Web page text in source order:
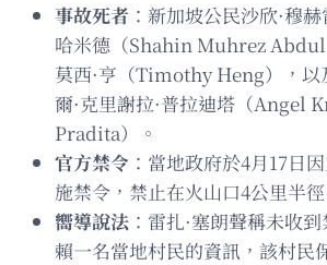
事故死者 ：新加坡公民沙欣·穆
哈米德（Shahin Muhrez
莫西·亨（Timothy Heng），以
爾·克里謝拉·普拉迪塔（Angel
Pradita）。
官方禁令 ：當地政府於4月17日
施禁令，禁止在火山口4公里半徑
嚮導說法 ：雷扎·塞朗聲稱未收
賴一名當地村民的資訊，該村民